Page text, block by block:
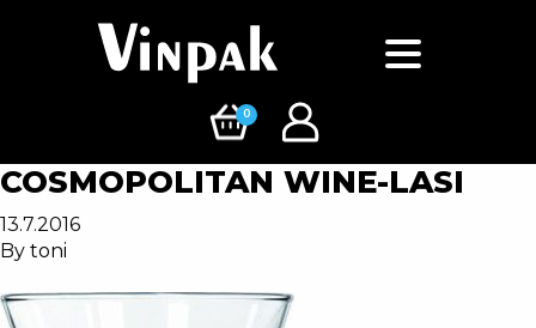
0
COSMOPOLITAN WINE-LASI
13.7.2016
By toni